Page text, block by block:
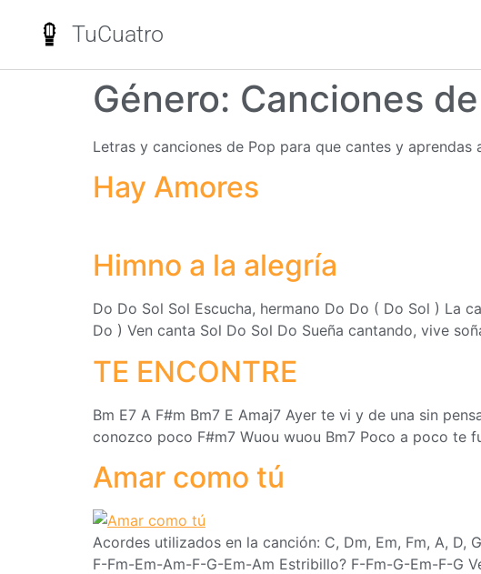
TuCuatro
Género: Canciones
Letras y canciones de Pop para que cantes y
Hay Amores
Himno a la alegría
Do Do Sol Sol Escucha, hermano Do Do ( Do Sol ) La
Do ) Ven canta Sol Do Sol Do Sueña cantando, vive
TE ENCONTRE
Bm E7 A F#m Bm7 E Amaj7 Ayer te vi y de una sin
conozco poco F#m7 Wuou wuou Bm7 Poco a poco
Amar como tú
Acordes utilizados en la canción: C, Dm, Em, Fm, A, D,
F-Fm-Em-Am-F-G-Em-Am Estribillo? F-Fm-G-Em-F-G